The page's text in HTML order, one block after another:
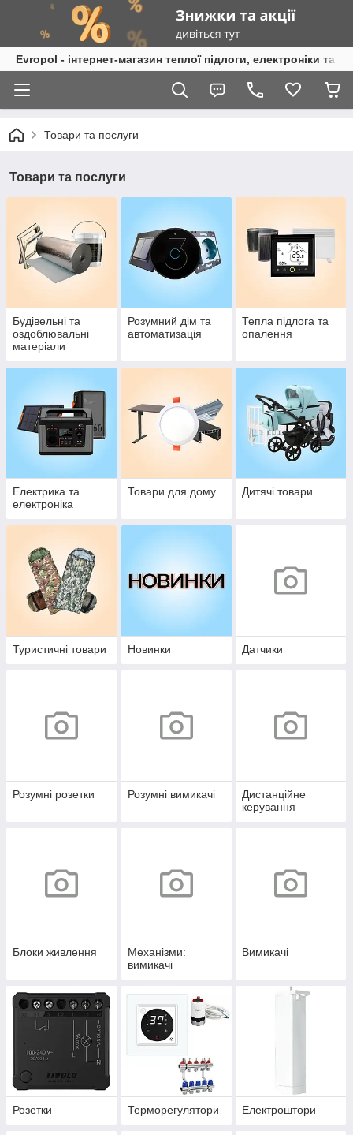
Evropol - інтернет-магазин теплої підлоги, електроніки та
Товари та послуги
Товари та послуги
Будівельні та
оздоблювальні
матеріали
Розумний дім та
автоматизація
Тепла підлога та
опалення
Електрика та
електроніка
Товари для дому Дитячі товари
Туристичні товари Новинки Датчики
Розумні розетки Розумні вимикачі
Дистанційне
керування
Блоки живлення
Механізми:
вимикачі
Вимикачі
Розетки Терморегулятори Електроштори